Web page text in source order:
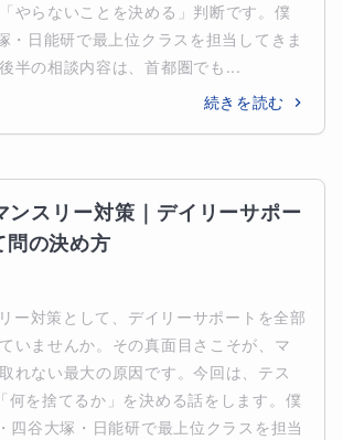
やらないことを決める」判断です。僕
・日能研で最上位クラスを担当してきま
半の相談内容は、首都圏でも...
続きを読む
ンスリー対策｜デイリーサポー
問の決め方
ー対策として、デイリーサポートを全部
いませんか。その真面目さこそが、マ
れない最大の原因です。今回は、テス
何を捨てるか」を決める話をします。僕
四谷大塚・日能研で最上位クラスを担当